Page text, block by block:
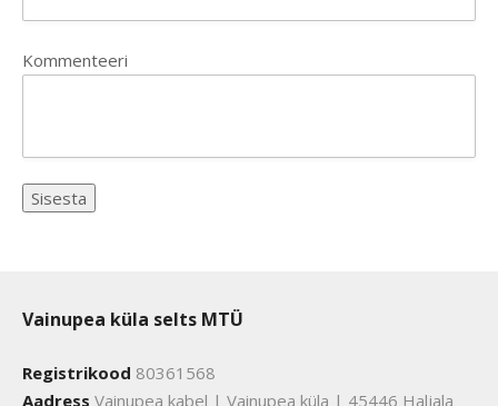
Kommenteeri
Vainupea küla selts MTÜ
Registrikood 80361568
Aadress Vainupea kabel | Vainupea küla | 45446 Haljala